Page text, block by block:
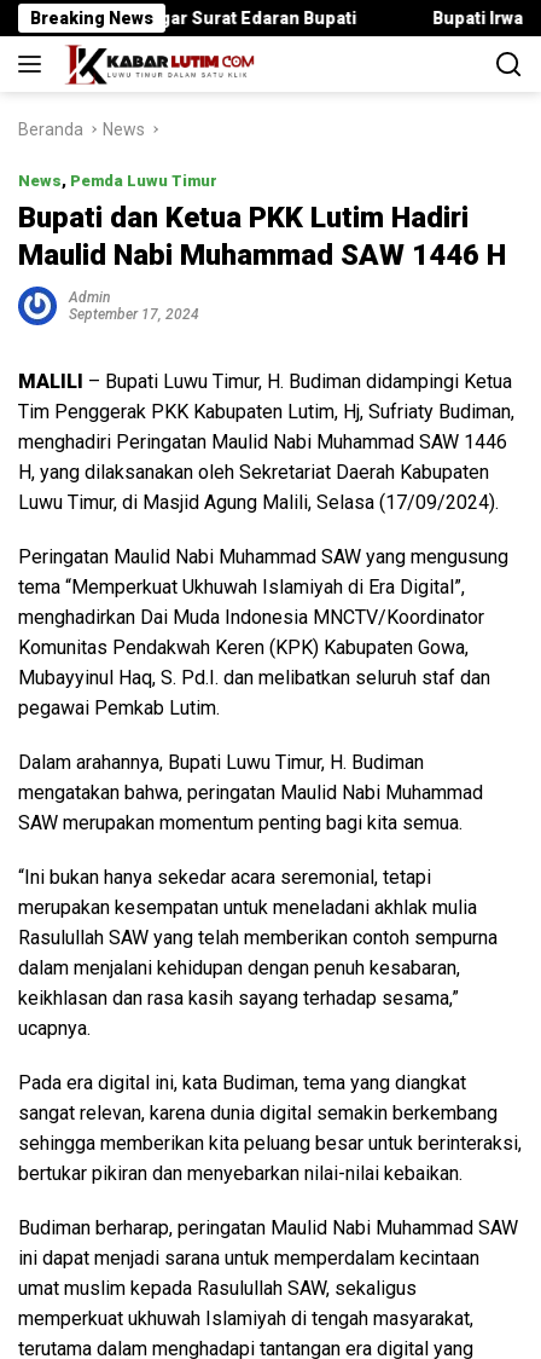
Langsung
ke
konten
Breaking News
Langgar Surat Edaran Bupati Bupati Irwan Serahkan
Beranda News
News, Pemda Luwu Timur
Bupati dan Ketua PKK Lutim Hadiri
Maulid Nabi Muhammad SAW 1446 H
Admin
September 17, 2024
MALILI – Bupati Luwu Timur, H. Budiman didampingi Ketua
Tim Penggerak PKK Kabupaten Lutim, Hj, Sufriaty Budiman,
menghadiri Peringatan Maulid Nabi Muhammad SAW 1446
H, yang dilaksanakan oleh Sekretariat Daerah Kabupaten
Luwu Timur, di Masjid Agung Malili, Selasa (17/09/2024).
Peringatan Maulid Nabi Muhammad SAW yang mengusung
tema “Memperkuat Ukhuwah Islamiyah di Era Digital”,
menghadirkan Dai Muda Indonesia MNCTV/Koordinator
Komunitas Pendakwah Keren (KPK) Kabupaten Gowa,
Mubayyinul Haq, S. Pd.I. dan melibatkan seluruh staf dan
pegawai Pemkab Lutim.
Dalam arahannya, Bupati Luwu Timur, H. Budiman
mengatakan bahwa, peringatan Maulid Nabi Muhammad
SAW merupakan momentum penting bagi kita semua.
“Ini bukan hanya sekedar acara seremonial, tetapi
merupakan kesempatan untuk meneladani akhlak mulia
Rasulullah SAW yang telah memberikan contoh sempurna
dalam menjalani kehidupan dengan penuh kesabaran,
keikhlasan dan rasa kasih sayang terhadap sesama,”
ucapnya.
Pada era digital ini, kata Budiman, tema yang diangkat
sangat relevan, karena dunia digital semakin berkembang
sehingga memberikan kita peluang besar untuk berinteraksi,
bertukar pikiran dan menyebarkan nilai-nilai kebaikan.
Budiman berharap, peringatan Maulid Nabi Muhammad SAW
ini dapat menjadi sarana untuk memperdalam kecintaan
umat muslim kepada Rasulullah SAW, sekaligus
memperkuat ukhuwah Islamiyah di tengah masyarakat,
terutama dalam menghadapi tantangan era digital yang